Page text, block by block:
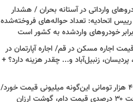
وارداتی در آستانه بحران / هشدار
اتحادیه: تعداد حواله‌های فروخته‌شده
خودروهای واردشده به کشور است
اجاره مسکن در قم/ اجاره آپارتمان در
پردیسان، زنبیل‌آباد و... چقدر هزینه دارد؟ +
گوشت ۴ هزار تومانی این‌گونه میلیونی قیمت خورد/
چرا با افت ۳۰ درصدی قیمت دام، گوشت ارزان